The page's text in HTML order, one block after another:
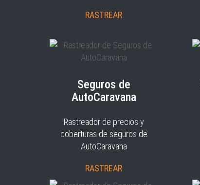
RASTREAR
Seguros de
AutoCaravana
Rastreador de precios y
coberturas de seguros de
AutoCaravana
RASTREAR